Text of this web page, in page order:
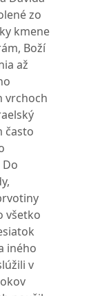
zo
kmene
Boží
až
vrchoch
často
všetko
iného
v